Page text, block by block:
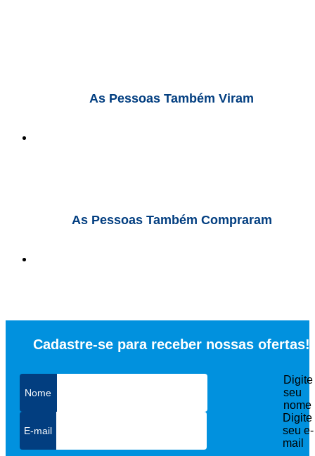
As Pessoas Também Viram
As Pessoas Também Compraram
Cadastre-se para receber nossas ofertas!
Digite
seu
nome
Digite
seu e-
mail